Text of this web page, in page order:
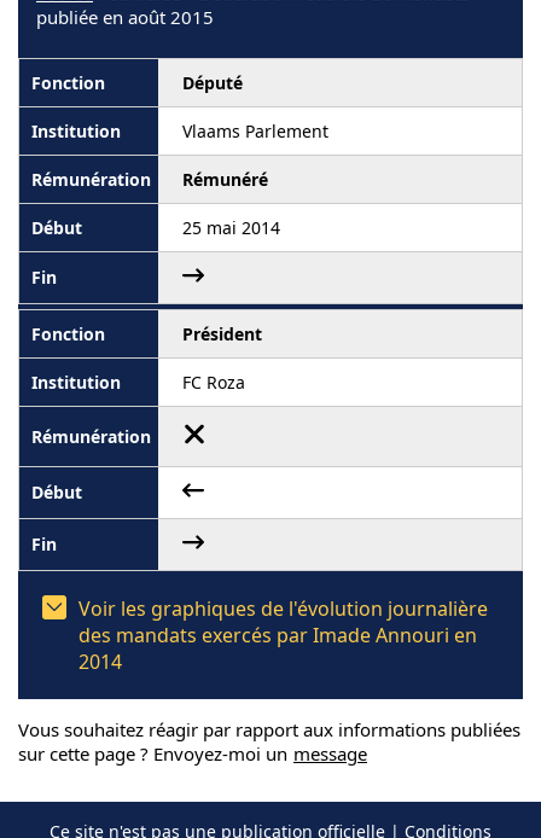
publiée en août 2015
Député
Vlaams Parlement
Rémunéré
25 mai 2014
Président
FC Roza
Voir les graphiques de l'évolution journalière
des mandats exercés par Imade Annouri en
2014
Vous souhaitez réagir par rapport aux informations publiées
sur cette page ? Envoyez-moi un message
Ce site n'est pas une publication officielle | Conditions